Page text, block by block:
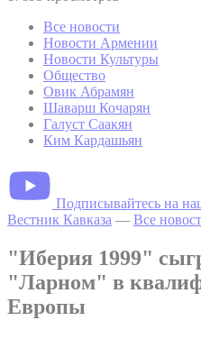
Все новости
Новости Армении
Новости Культуры
Общество
Овик Абрамян
Шаварш Кочарян
Галуст Саакян
Ким Кардашьян
Подписывайтесь на
Вестник Кавказа — Все
"Иберия 1999"
"Ларном" в
Европы